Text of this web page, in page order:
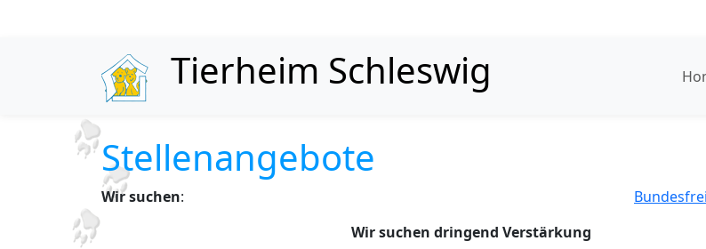
Tierheim Schleswig
Stellenangebote
Wir suchen:
Wir suchen dringend Verstärkung